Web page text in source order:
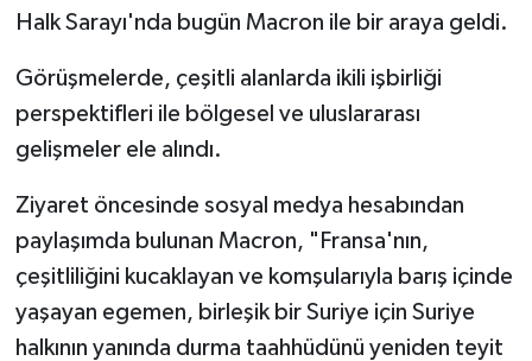
Halk Sarayı'nda bugün Macron ile bir araya geldi.
Görüşmelerde, çeşitli alanlarda ikili işbirliği
perspektifleri ile bölgesel ve uluslararası
gelişmeler ele alındı.
Ziyaret öncesinde sosyal medya hesabından
paylaşımda bulunan Macron, "Fransa'nın,
çeşitliliğini kucaklayan ve komşularıyla barış içinde
yaşayan egemen, birleşik bir Suriye için Suriye
halkının yanında durma taahhüdünü yeniden teyit